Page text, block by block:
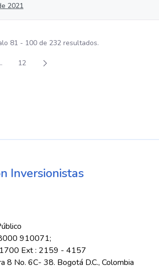
2021
81 - 100 de 232 resultados.
TAB para desplazarse.
Páginas intermedias Use TAB para desplazarse.
Página
12
Inversionistas
910071;
Ext : 2159 - 4157
8 No. 6C- 38. Bogotá D.C., Colombia